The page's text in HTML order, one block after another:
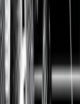
von
erzielen
von 13
und damit
damit in etwa im